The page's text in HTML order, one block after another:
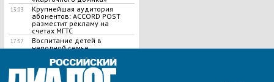
13:03
Крупнейшая аудитория
абонентов: ACCORD POST
разместит рекламу на
счетах МГТС
17:57
Воспитание детей в
неполной семье
ВСЕ НОВОСТИ »